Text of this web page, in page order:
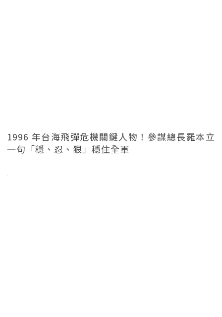
1996 年台海飛彈危機關鍵人物！參謀總長羅本立
一句「穩、忍、狠」穩住全軍